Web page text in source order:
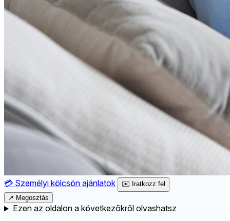
💳 Személyi kölcsön ajánlatok ✉️ Iratkozz fel
↗ Megosztás
Ezen az oldalon a következőkről olvashatsz